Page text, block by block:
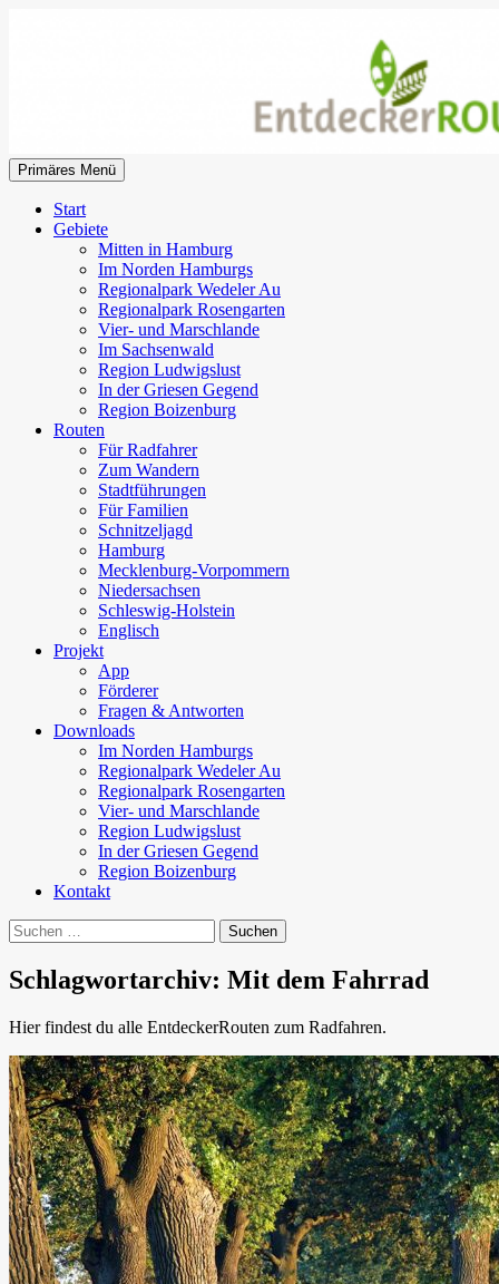
EntdeckerRouten
Suchen
Primäres Menü
Start
Gebiete
Mitten in Hamburg
Im Norden Hamburgs
Regionalpark Wedeler Au
Regionalpark Rosengarten
Vier- und Marschlande
Im Sachsenwald
Region Ludwigslust
In der Griesen Gegend
Region Boizenburg
Routen
Für Radfahrer
Zum Wandern
Stadtführungen
Für Familien
Schnitzeljagd
Hamburg
Mecklenburg-Vorpommern
Niedersachsen
Schleswig-Holstein
Englisch
Projekt
App
Förderer
Fragen & Antworten
Downloads
Im Norden Hamburgs
Regionalpark Wedeler Au
Regionalpark Rosengarten
Vier- und Marschlande
Region Ludwigslust
In der Griesen Gegend
Region Boizenburg
Kontakt
Suchen
nach:
Schlagwortarchiv: Mit dem Fahrrad
Hier findest du alle EntdeckerRouten zum Radfahren.